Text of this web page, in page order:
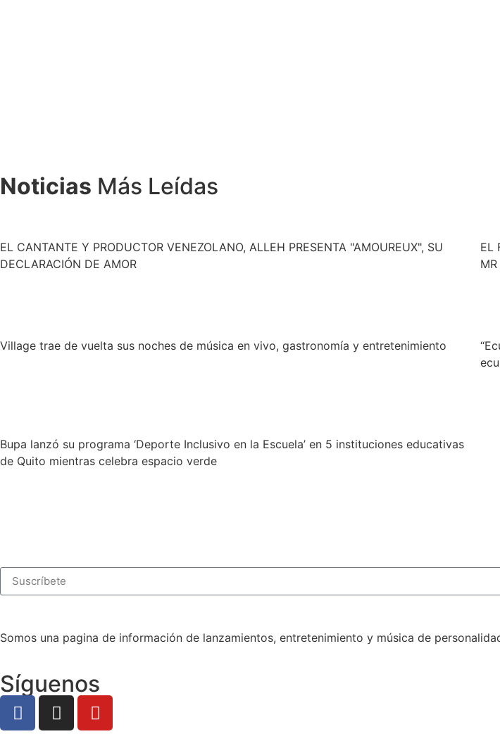
Noticias Más Leídas
EL CANTANTE Y PRODUCTOR VENEZOLANO, ALLEH PRESENTA "AMOUREUX", SU
DECLARACIÓN DE AMOR
EL
Village trae de vuelta sus noches de música en vivo, gastronomía y entretenimiento
Bupa lanzó su programa ‘Deporte Inclusivo en la Escuela’ en 5 instituciones educativas
de Quito mientras celebra espacio verde
Somos una pagina de información de lanzamientos, entretenimiento y música de
Síguenos